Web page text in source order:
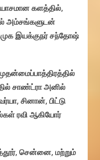
களத்தில்,
அம்சங்களுடன்
இயக்குநர் சந்தோஷ்
சாண்ட்ரா அனில்
சினான், பிட்டு
ரவி ஆகியோர்
சென்னை, மற்றும்